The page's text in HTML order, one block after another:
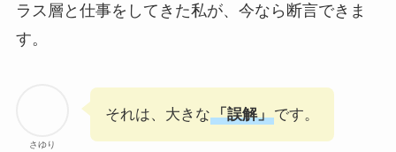
ラス層と仕事をしてきた私が、今なら断言できま
す。
さゆり
それは、大きな「誤解」です。